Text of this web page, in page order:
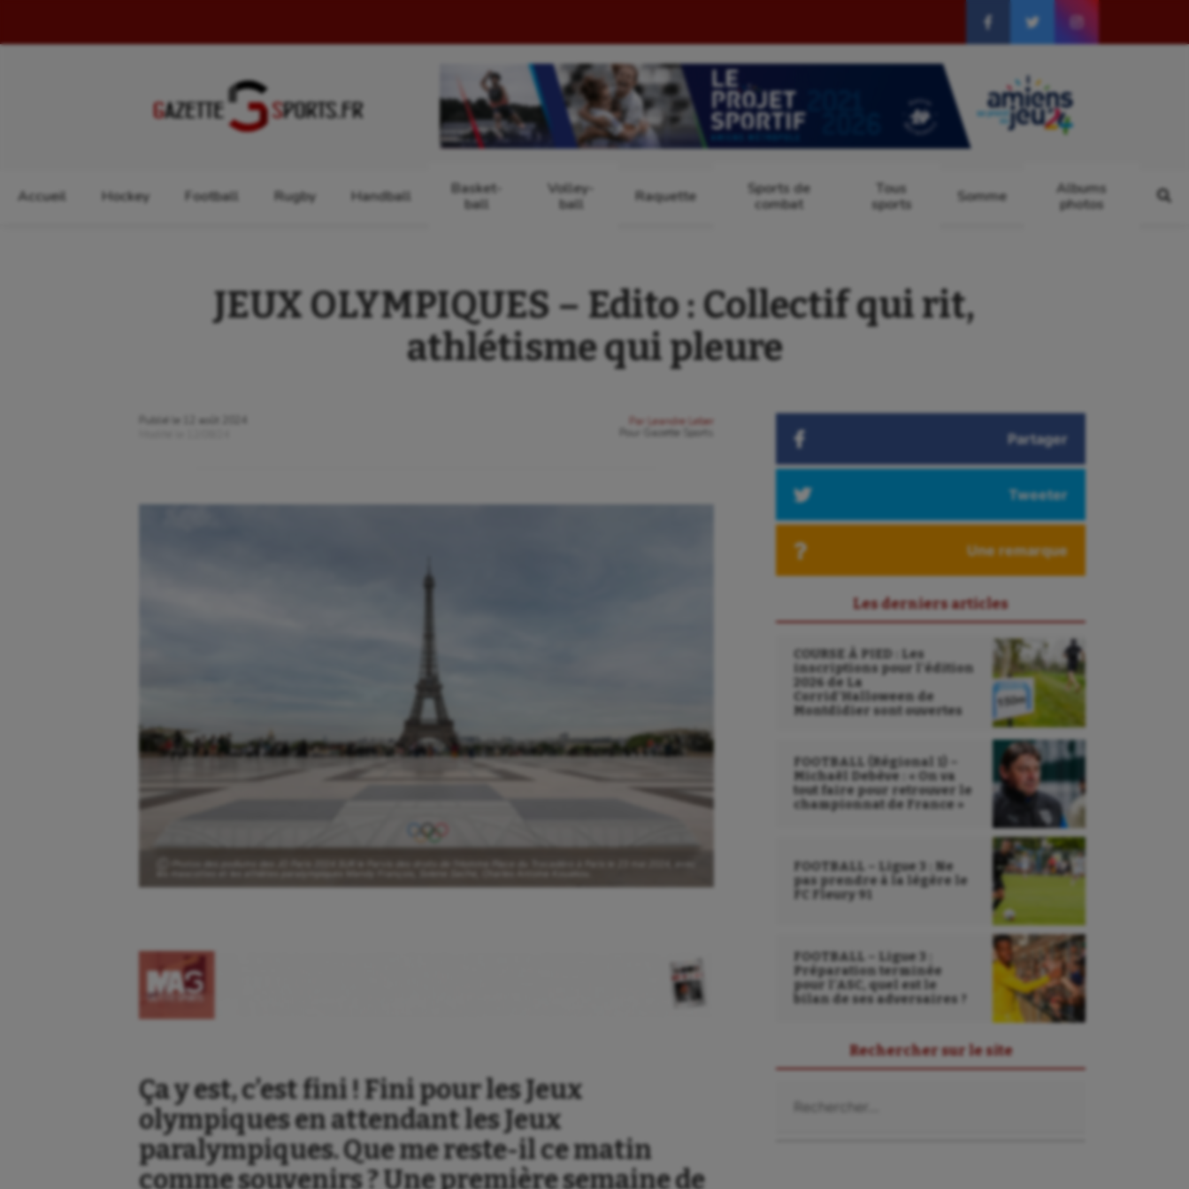
Accueil Hockey Football Rugby Handball
Basket-
ball
Volley-
ball
Raquette
Sports de
combat
Tous
sports
Somme
Albums
photos
JEUX OLYMPIQUES – Edito : Collectif qui rit,
athlétisme qui pleure
Publié le
12 août 2024
Par
Leandre Leber
Gazette Sports
Ça y est, c’est fini ! Fini pour les Jeux
olympiques en attendant les Jeux
paralympiques. Que me reste-il ce matin
comme souvenirs ? Une première semaine de
Partager
Tweeter
Une remarque
Les derniers articles
COURSE À PIED : Les
inscriptions pour l’édition
2026 de La
Corrid’Halloween de
Montdidier sont ouvertes
FOOTBALL (Régional 1) –
Michaël Debève : « On va
tout faire pour retrouver le
championnat de France »
FOOTBALL – Ligue 3 : Ne
pas prendre à la légère le
FC Fleury 91
FOOTBALL – Ligue 3 :
Préparation terminée
pour l’ASC, quel est le
bilan de ses adversaires ?
Rechercher sur le site